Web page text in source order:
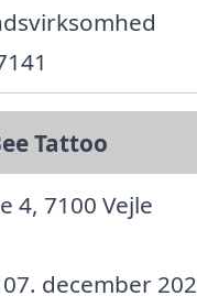
Tattoo
4, 7100 Vejle
december